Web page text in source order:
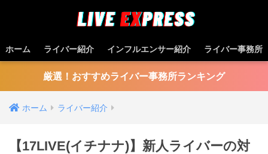
ホーム ライバー紹介 インフルエンサー紹介 ライバー事務所
厳選！おすすめライバー事務所ランキング
ホーム ライバー紹介
【17LIVE(イチナナ)】新人ライバーの対